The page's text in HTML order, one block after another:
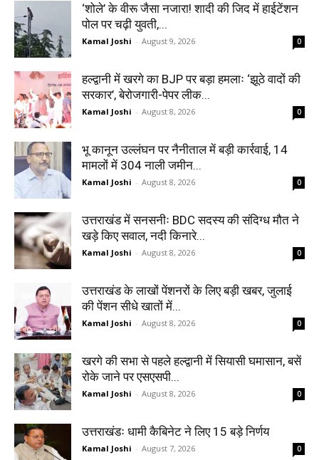
‘शोले’ के वीरू जैसा नजारा! शादी की जिद में हाईटेंशन
पोल पर चढ़ी युवती,...
Kamal Joshi - August 9, 2026 0
हल्द्वानी में खरगे का BJP पर बड़ा हमलाः ‘झूठे वादों की
सरकार’, बेरोजगारी-पेपर लीक...
Kamal Joshi - August 8, 2026 0
भू कानून उल्लंघन पर नैनीताल में बड़ी कार्रवाई, 14
मामलों में 304 नाली जमीन...
Kamal Joshi - August 8, 2026 0
उत्तराखंड में सनसनीः BDC सदस्य की संदिग्ध मौत ने
खड़े किए सवाल, नदी किनारे...
Kamal Joshi - August 8, 2026 0
उत्तराखंड के लाखों पेंशनरों के लिए बड़ी खबर, जुलाई
की पेंशन सीधे खातों में...
Kamal Joshi - August 8, 2026 0
खरगे की सभा से पहले हल्द्वानी में सियासी घमासान, बसें
रोके जाने पर एसएसपी...
Kamal Joshi - August 8, 2026 0
उत्तराखंडः धामी कैबिनेट ने लिए 15 बड़े निर्णय
Kamal Joshi - August 7, 2026 0